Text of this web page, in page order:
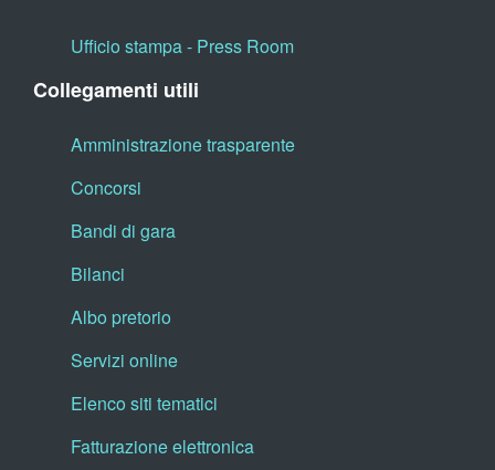
Ufficio stampa - Press Room
Collegamenti utili
Amministrazione trasparente
Concorsi
Bandi di gara
Bilanci
Albo pretorio
Servizi online
Elenco siti tematici
Fatturazione elettronica